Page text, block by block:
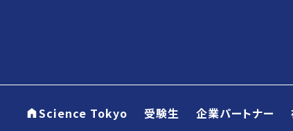
Science Tokyo 受験生 企業パートナー